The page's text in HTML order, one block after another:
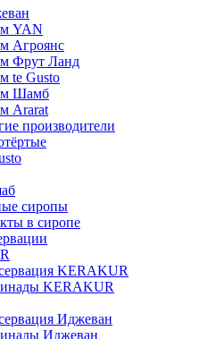
YAN
Агроянс
Фрут Ланд
te Gusto
Шамб
Ararat
производители
сиропы
в сиропе
KERAKUR
KERAKUR
Иджеван
Иджеван